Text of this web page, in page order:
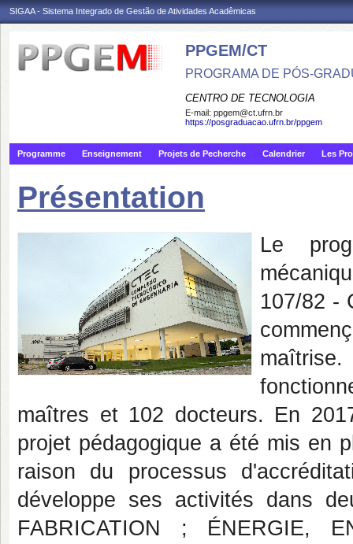
SIGAA - Sistema Integrado de Gestão de Atividades Acadêmicas
PPGEM/CT
PROGRAMA DE PÓS-
CENTRO DE TECNOLOGIA
E-mail: ppgem@ct.ufrn.br
https://posgraduacao.ufrn.br/ppgem
Programme Enseignement Projets de Pecherche Calendrier Les
Présentation
Le
107/82 -
maîtres et 102 docteurs. En
projet pédagogique a été mis en
raison du processus
développe ses activités dans
FABRICATION ; ÉNERGIE,